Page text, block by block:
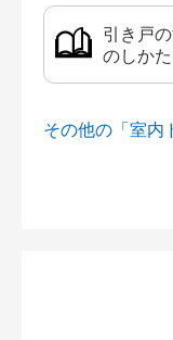
引き戸
のしか
その他の「室内